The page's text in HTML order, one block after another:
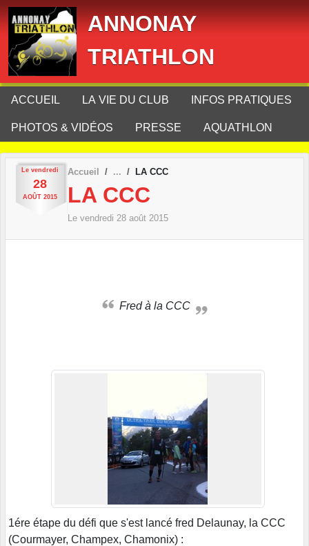
ANNONAY
TRIATHLON
ACCUEIL LA VIE DU CLUB INFOS PRATIQUES
PHOTOS & VIDÉOS PRESSE AQUATHLON
Le vendredi
28
AOÛT 2015
Accueil LA CCC
LA CCC
Le vendredi 28 août 2015
Fred à la CCC
1ére étape du défi que s'est lancé fred Delaunay, la CCC
(Courmayer, Champex, Chamonix) :
Panneau de gestion des cookies